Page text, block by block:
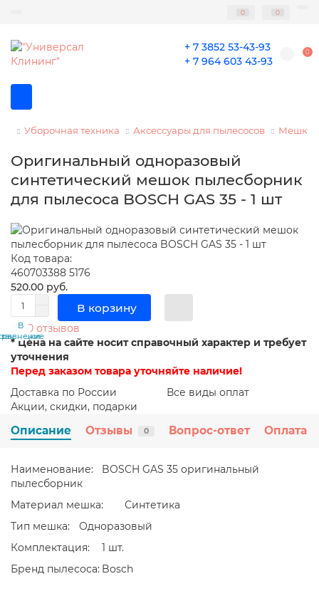
0 0
+ 7 3852 53-43-93
+ 7 964 603 43-93
0
Уборочная техника Аксессуары для пылесосов Мешки-
Оригинальный одноразовый
синтетический мешок пылесборник
для пылесоса BOSCH GAS 35 - 1 шт
Код товара:
460703388 5176
520.00 руб.
В корзину
В
закладки
В 0 отзывов
* Цена на сайте носит справочный характер и требует
уточнения
Перед заказом товара уточняйте наличие!
Доставка по России
Все виды оплат
Акции, скидки, подарки
Описание Отзывы 0 Вопрос-ответ Оплата
Наименование:
BOSCH GAS 35 оригинальный
пылесборник
Материал мешка:
Синтетика
Тип мешка:
Одноразовый
Комплектация:
1 шт.
Бренд пылесоса: Bosch